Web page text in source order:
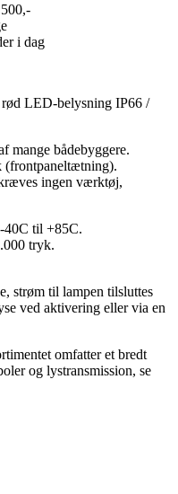
i dag
LED-belysning IP66 /
mange bådebyggere.
(frontpaneltætning).
ingen værktøj,
40C til +85C.
tryk.
strøm til lampen tilsluttes
ved aktivering eller via en
omfatter et bredt
og lystransmission, se